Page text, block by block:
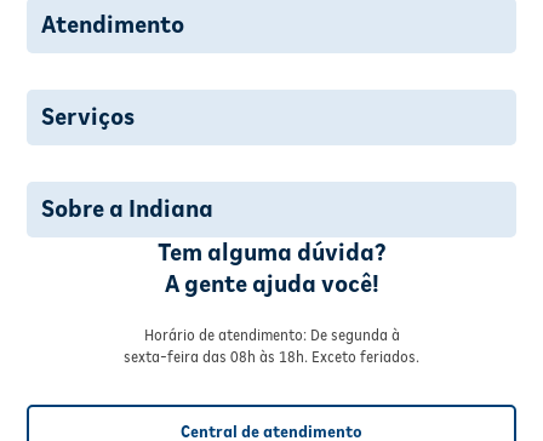
Atendimento
Serviços
Sobre a Indiana
Tem alguma dúvida?
A gente ajuda você!
Horário de atendimento: De segunda à
sexta-feira das 08h às 18h. Exceto feriados.
Central de atendimento